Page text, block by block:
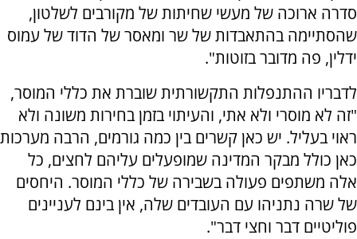
סדרה ארוכה של מעשי שחיתות של מקורבים לשלטון,
שהסתיימה בהתאבדות של שר ומאסר של הדוד של עמוס
ידלין, פה מדובר בזוטות".
לדבריו ההתנפלות התקשורתית שוברת את כללי המוסר,
"זה לא מוסרי ולא אתי, והעיתוי בזמן בחירות משונה ולא
ראוי בעליל. יש כאן קשרים בין כמה גורמים, הרבה מערכות
כאן כולל מבקר המדינה שמופעלים עליהם לחצים, כל
אלה משתפים פעולה בשבירה של כללי המוסר. היחסים
של שרה נתניהו עם העובדים שלה, אין בינם לעניינים
פוליטיים דבר וחצי דבר".